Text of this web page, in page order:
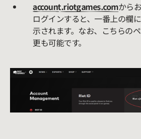
account.riotgames.comから
ログインすると、一番上の欄
示されます。なお、こちらの
更も可能です。